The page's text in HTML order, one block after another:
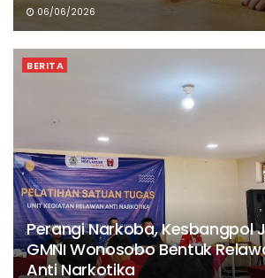
06/06/2026
BERITA
Perangi Narkoba, Kesbangpol
GMNI Wonosobo Bentuk
Anti Narkotika